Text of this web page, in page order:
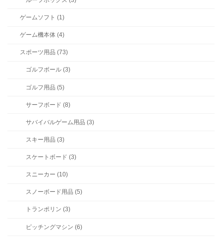
ゲームソフト (1)
ゲーム機本体 (4)
スポーツ用品 (73)
ゴルフボール (3)
ゴルフ用品 (5)
サーフボード (8)
サバイバルゲーム用品 (3)
スキー用品 (3)
スケートボード (3)
スニーカー (10)
スノーボード用品 (5)
トランポリン (3)
ピッチングマシン (6)